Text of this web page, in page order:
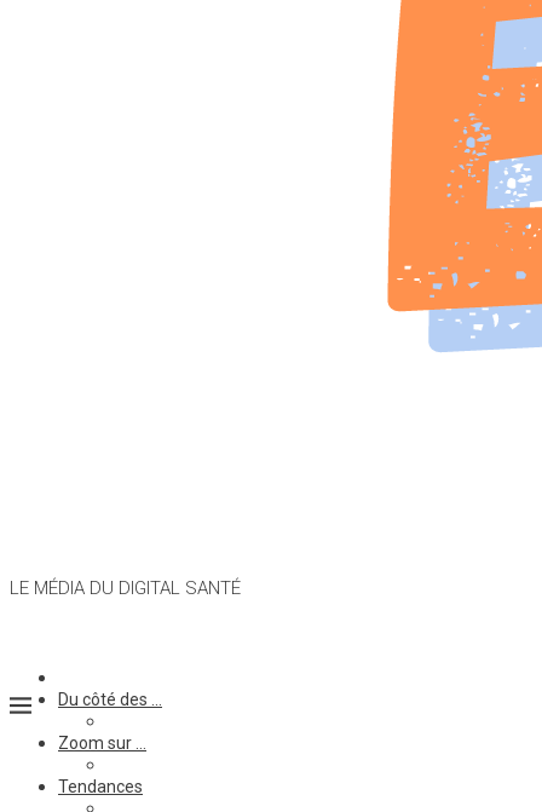
LE MÉDIA DU DIGITAL SANTÉ
Du côté des …
Zoom sur …
Tendances